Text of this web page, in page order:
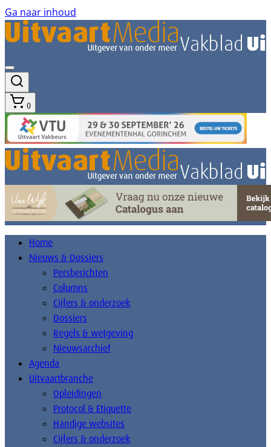
Ga naar inhoud
0
Home
Nieuws & Dossiers
Persberichten
Columns
Cijfers & onderzoek
Dossiers
Regels & wetgeving
Nieuwsarchief
Agenda
Uitvaartbranche
Opleidingen
Protocol & Etiquette
Handige websites
Cijfers & onderzoek